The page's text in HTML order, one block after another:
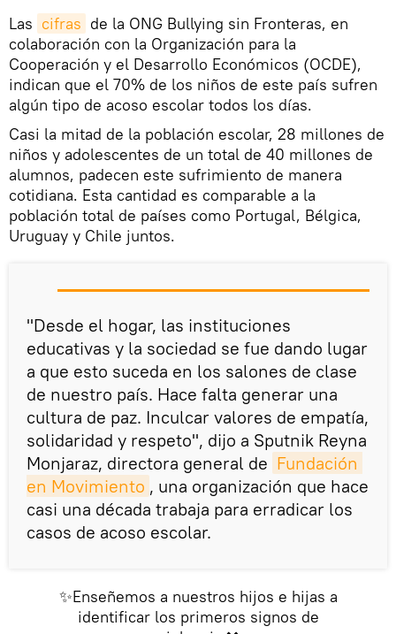
​Las cifras de la ONG Bullying sin Fronteras, en
colaboración con la Organización para la
Cooperación y el Desarrollo Económicos (OCDE),
indican que el 70% de los niños de este país sufren
algún tipo de acoso escolar todos los días.
Casi la mitad de la población escolar, 28 millones de
niños y adolescentes de un total de 40 millones de
alumnos, padecen este sufrimiento de manera
cotidiana. Esta cantidad es comparable a la
población total de países como Portugal, Bélgica,
Uruguay y Chile juntos.
"Desde el hogar, las instituciones
educativas y la sociedad se fue dando lugar
a que esto suceda en los salones de clase
de nuestro país. Hace falta generar una
cultura de paz. Inculcar valores de empatía,
solidaridad y respeto", dijo a Sputnik Reyna
Monjaraz, directora general de Fundación
en Movimiento , una organización que hace
casi una década trabaja para erradicar los
casos de acoso escolar.
✨Enseñemos a nuestros hijos e hijas a
identificar los primeros signos de